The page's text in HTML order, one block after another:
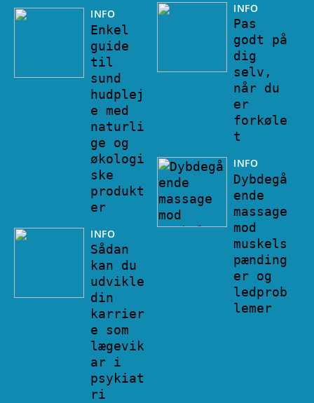
INFO
Enkel
guide
til
sund
hudplej
e med
naturli
ge og
økologi
ske
produkt
er
INFO
Sådan
kan du
udvikle
din
karrier
e som
lægevik
ar i
psykiat
ri
INFO
Pas
godt på
dig
selv,
når du
er
forkøle
t
INFO
Dybdegå
ende
massage
mod
muskels
pænding
er og
ledprob
lemer